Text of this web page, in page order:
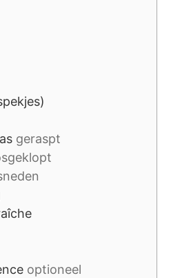
geraspt
optioneel